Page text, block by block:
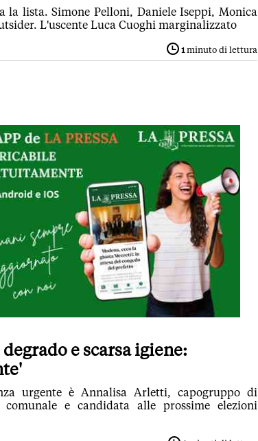
la lista. Simone Pelloni, Daniele Iseppi, Monica
L'uscente Luca Cuoghi marginalizzato
1minuto di lettura
e scarsa igiene:
urgente è Annalisa Arletti, capogruppo di
e candidata alle prossime elezioni